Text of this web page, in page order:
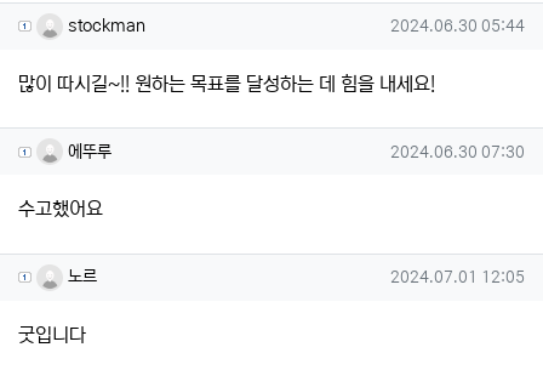
stockman님의 댓글
stockman 작성일
2024.06.30 05:44
많이 따시길~!! 원하는 목표를 달성하는 데 힘을 내세요!
에뚜루님의 댓글
에뚜루 작성일
2024.06.30 07:30
수고했어요
노르님의 댓글
노르 작성일
2024.07.01 12:05
굿입니다